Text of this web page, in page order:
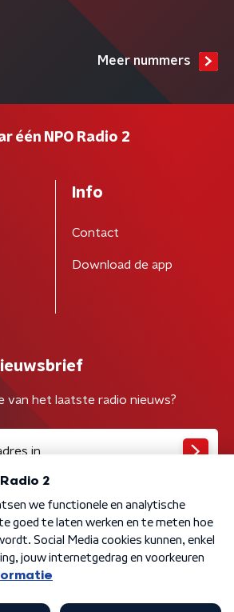
Meer nummers
één NPO Radio 2
Info
Contact
Download de app
van het laatste radio nieuws?
Privacybeleid